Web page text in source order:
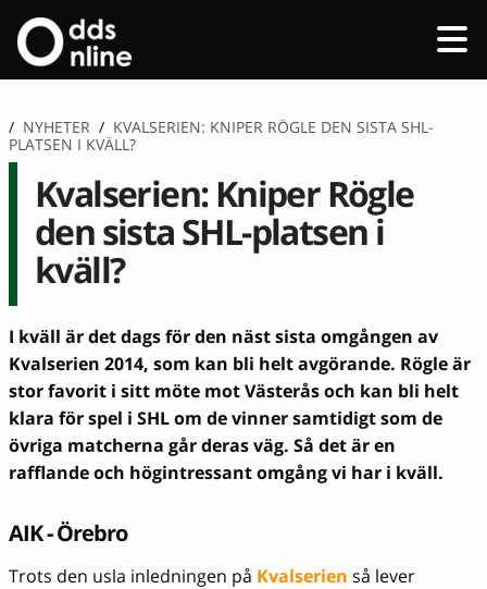
/ NYHETER / KVALSERIEN: KNIPER RÖGLE DEN SISTA SHL-
PLATSEN I KVÄLL?
Kvalserien: Kniper Rögle
den sista SHL-platsen i
kväll?
I kväll är det dags för den näst sista omgången av
Kvalserien 2014, som kan bli helt avgörande. Rögle är
stor favorit i sitt möte mot Västerås och kan bli helt
klara för spel i SHL om de vinner samtidigt som de
övriga matcherna går deras väg. Så det är en
rafflande och högintressant omgång vi har i kväll.
AIK - Örebro
Trots den usla inledningen på Kvalserien så lever